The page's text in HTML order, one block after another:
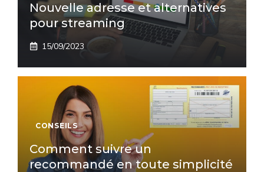
Nouvelle adresse et alternatives
pour streaming
15/09/2023
CONSEILS
Comment suivre un
recommandé en toute simplicité